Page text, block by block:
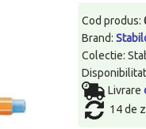
Cod produs:
Brand:
Colectie:
Livrare
14 de